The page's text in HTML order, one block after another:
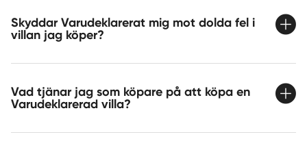
Skyddar Varudeklarerat mig mot dolda fel i
villan jag köper?
Vad tjänar jag som köpare på att köpa en
Varudeklarerad villa?